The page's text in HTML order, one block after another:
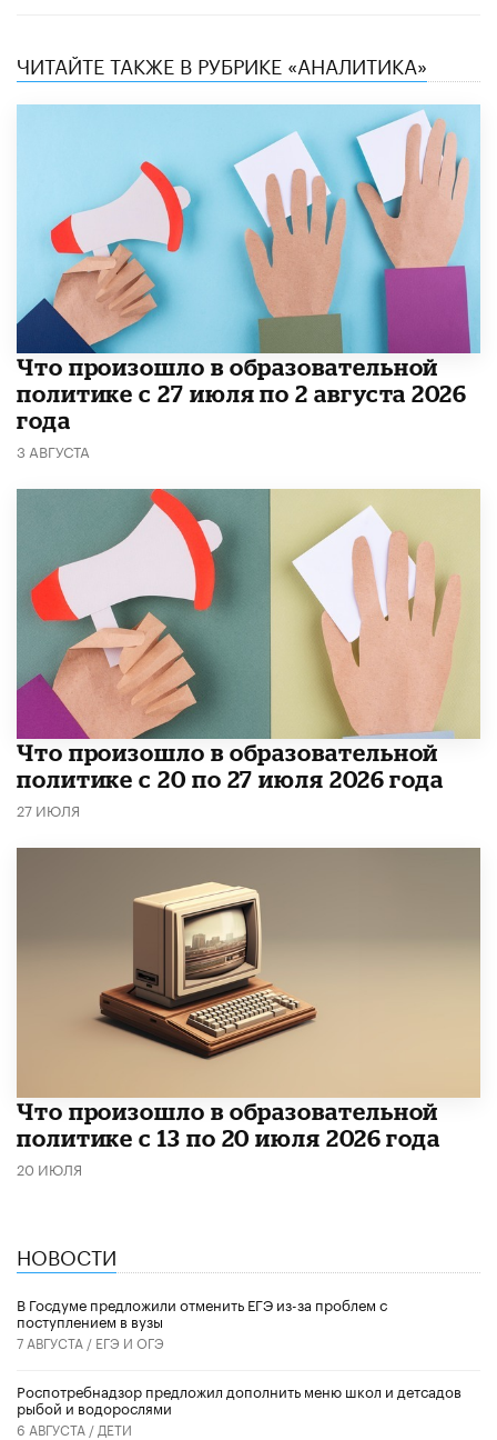
ЧИТАЙТЕ ТАКЖЕ В РУБРИКЕ «АНАЛИТИКА»
​Что произошло в образовательной
политике с 27 июля по 2 августа 2026
года
3 АВГУСТА
​Что произошло в образовательной
политике с 20 по 27 июля 2026 года
27 ИЮЛЯ
Что произошло в образовательной
политике с 13 по 20 июля 2026 года
20 ИЮЛЯ
НОВОСТИ
В Госдуме предложили отменить ЕГЭ из-за проблем с
поступлением в вузы
7 АВГУСТА / ЕГЭ И ОГЭ
Роспотребнадзор предложил дополнить меню школ и детсадов
рыбой и водорослями
6 АВГУСТА / ДЕТИ